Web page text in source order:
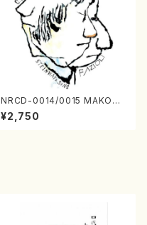
NRCD-0014/0015 MAKOTO
NAKAMURA SOLO PIANO
さんにんひとり（CD）
¥2,750